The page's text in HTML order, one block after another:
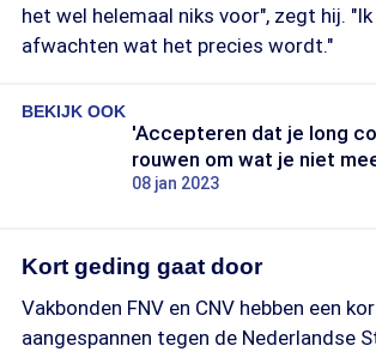
het wel helemaal niks voor", zegt hij.
afwachten wat het precies wordt."
BEKIJK OOK
'Accepteren dat je long
rouwen om wat je niet
08 jan 2023
Kort geding gaat door
Vakbonden FNV en CNV hebben een
aangespannen tegen de Nederlandse